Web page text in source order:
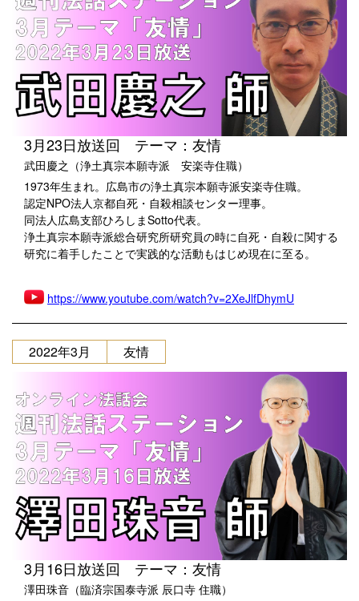
3月23日放送回 テーマ：友情
武田慶之（浄土真宗本願寺派 安楽寺住職）
1973年生まれ。広島市の浄土真宗本願寺派安楽寺住職。
認定NPO法人京都自死・自殺相談センター理事。
同法人広島支部ひろしまSotto代表。
浄土真宗本願寺派総合研究所研究員の時に自死・自殺に関する
研究に着手したことで実践的な活動もはじめ現在に至る。
https://www.youtube.com/watch?v=2XeJlfDhymU
2022年3月 友情
3月16日放送回 テーマ：友情
澤田珠音（臨済宗国泰寺派 辰口寺 住職）